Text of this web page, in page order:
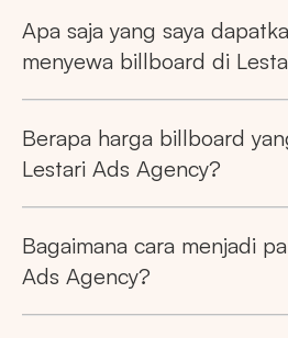
Apa saja yang saya
menyewa billboard di
Berapa harga billboard
Lestari Ads Agency?
Bagaimana cara menjadi
Ads Agency?